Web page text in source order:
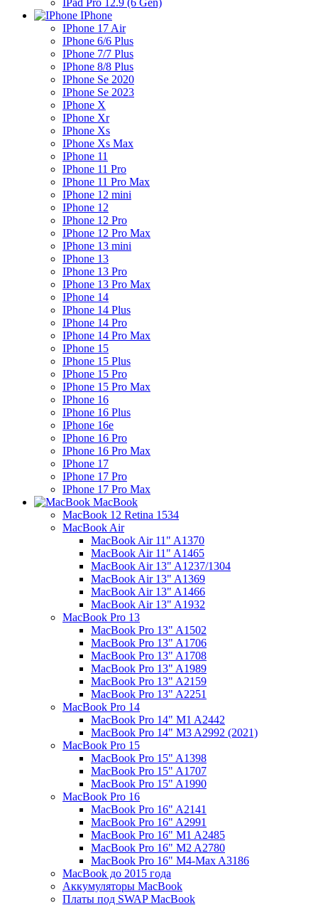
IPad Pro 12.9 (6 Gen)
IPhone
IPhone 17 Air
IPhone 6/6 Plus
IPhone 7/7 Plus
IPhone 8/8 Plus
IPhone Se 2020
IPhone Se 2023
IPhone X
IPhone Xr
IPhone Xs
IPhone Xs Max
IPhone 11
IPhone 11 Pro
IPhone 11 Pro Max
IPhone 12 mini
IPhone 12
IPhone 12 Pro
IPhone 12 Pro Max
IPhone 13 mini
IPhone 13
IPhone 13 Pro
IPhone 13 Pro Max
IPhone 14
IPhone 14 Plus
IPhone 14 Pro
IPhone 14 Pro Max
IPhone 15
IPhone 15 Plus
IPhone 15 Pro
IPhone 15 Pro Max
IPhone 16
IPhone 16 Plus
IPhone 16e
IPhone 16 Pro
IPhone 16 Pro Max
IPhone 17
IPhone 17 Pro
IPhone 17 Pro Max
MacBook
MacBook 12 Retina 1534
MacBook Air
MacBook Air 11" A1370
MacBook Air 11" A1465
MacBook Air 13" A1237/1304
MacBook Air 13" A1369
MacBook Air 13" A1466
MacBook Air 13" A1932
MacBook Pro 13
MacBook Pro 13" A1502
MacBook Pro 13" A1706
MacBook Pro 13" A1708
MacBook Pro 13" A1989
MacBook Pro 13" A2159
MacBook Pro 13" A2251
MacBook Pro 14
MacBook Pro 14" M1 A2442
MacBook Pro 14" M3 A2992 (2021)
MacBook Pro 15
MacBook Pro 15" A1398
MacBook Pro 15" A1707
MacBook Pro 15" A1990
MacBook Pro 16
MacBook Pro 16" A2141
MacBook Pro 16" A2991
MacBook Pro 16" M1 A2485
MacBook Pro 16" M2 A2780
MacBook Pro 16" M4-Max A3186
MacBook до 2015 года
Аккумуляторы MacBook
Платы под SWAP MacBook